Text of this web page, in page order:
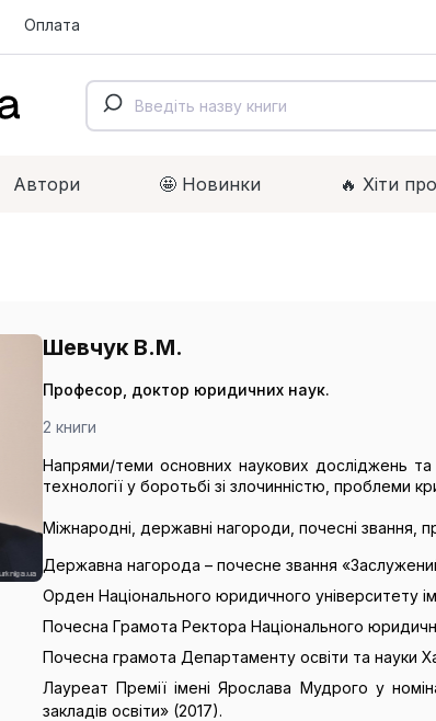
Оплата
Автори 🤩 Новинки 🔥 Xіти
Шевчук В.М.
Професор, доктор юридичних наук.
2 книги
Напрями/теми основних наукових досліджень та
технології у боротьбі зі злочинністю, проблеми
Міжнародні, державні нагороди, почесні звання,
Державна нагорода – почесне звання
Орден Національного юридичного університету
Почесна Грамота Ректора Національного
Почесна грамота Департаменту освіти та науки
Лауреат Премії імені Ярослава Мудрого у
закладів освіти» (2017).